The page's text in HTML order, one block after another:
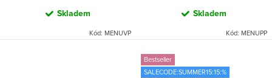
Skladem
Kód: MENUVP
Skladem
Kód: MENUPP
Bestseller
SALECODE:SUMMER15:15:%